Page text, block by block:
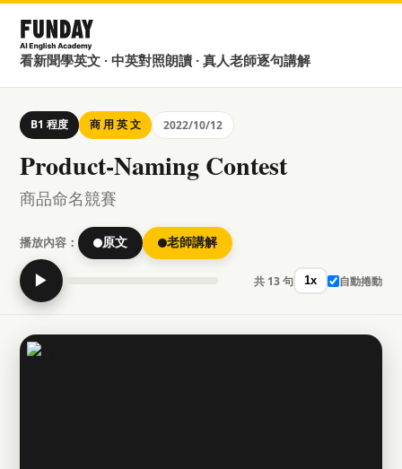
看新聞學英文 · 中英對照朗讀 · 真人老師逐句講解
B1 程度 商 用 英 文 2022/10/12
Product-Naming Contest
商品命名競賽
播放內容： 原文 老師講解
▶ 共 13 句 1x 自動捲動